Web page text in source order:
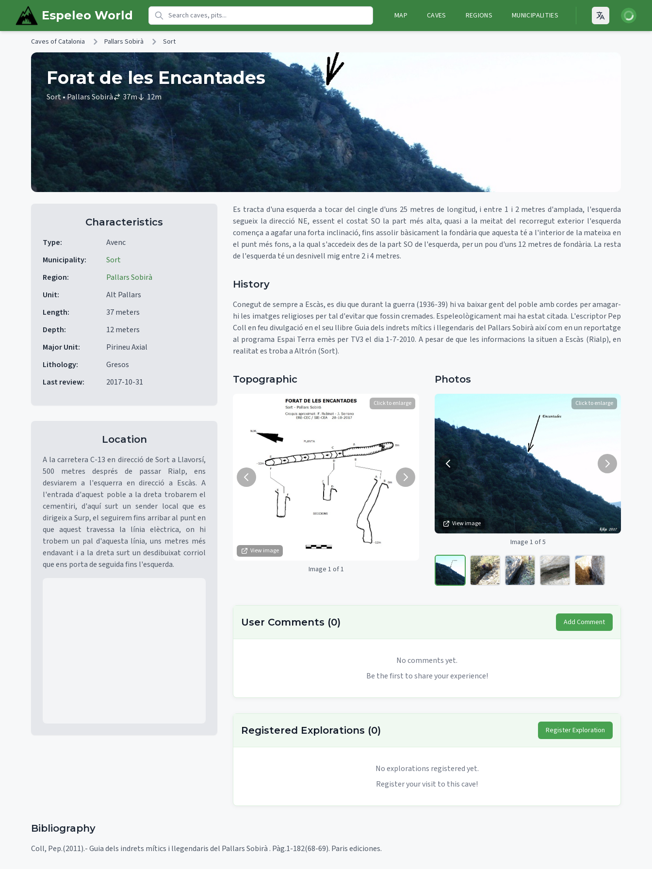
Skip to main content
Espeleo World MAP CAVES REGIONS MUNICIPALITIES Open
Login
Caves of Catalonia Pallars Sobirà Sort
Forat de les Encantades
Sort• Pallars Sobirà 37m 12m
Characteristics
Type:
Avenc
Municipality:
Sort
Region:
Pallars Sobirà
Unit:
Alt Pallars
Length:
37 meters
Depth:
12 meters
Major Unit:
Pirineu Axial
Lithology:
Gresos
Last review: 2017-10-31
Location
A la carretera C-13 en direcció de Sort a Llavorsí,
500 metres després de passar Rialp, ens
desviarem a l'esquerra en direcció a Escàs. A
l'entrada d'aquest poble a la dreta trobarem el
cementiri, d'aquí surt un sender local que es
dirigeix a Surp, el seguirem fins arribar al punt en
que aquest travessa la línia elèctrica, on hi
trobem un pal d'aquesta línia, uns metres més
endavant i a la dreta surt un desdibuixat corriol
que ens porta de seguida fins l'esquerda.
Es tracta d'una esquerda a tocar del cingle d'uns 25 metres de longitud, i entre 1 i 2 metres d'amplada, l'esquerda
segueix la direcció NE, essent el costat SO la part més alta, quasi a la meitat del recorregut exterior l'esquerda
comença a agafar una forta inclinació, fins assolir bàsicament la fondària que aquesta té a l'interior de la mateixa en
el punt més fons, a la qual s'accedeix des de la part SO de l'esquerda, per un pou d'uns 12 metres de fondària. La resta
de l'esquerda té un desnivell mig entre 2 i 4 metres.
History
Conegut de sempre a Escàs, es diu que durant la guerra (1936-39) hi va baixar gent del poble amb cordes per amagar-
hi les imatges religioses per tal d'evitar que fossin cremades. Espeleològicament mai ha estat citada. L'escriptor Pep
Coll en feu divulgació en el seu llibre Guia dels indrets mítics i llegendaris del Pallars Sobirà així com en un reportatge
al programa Espai Terra emès per TV3 el dia 1-7-2010. A pesar de que les informacions la situen a Escàs (Rialp), en
realitat es troba a Altrón (Sort).
Topographic
View image
Click to enlarge
Image 1 of 1
Photos
View image
Click to enlarge
Image 1 of 5
User Comments (0) Add Comment
No comments yet.
Be the first to share your experience!
Registered Explorations (0) Register Exploration
No explorations registered yet.
Register your visit to this cave!
Bibliography
Coll, Pep.(2011).- Guia dels indrets mítics i llegendaris del Pallars Sobirà . Pàg.1-182(68-69). Paris ediciones.